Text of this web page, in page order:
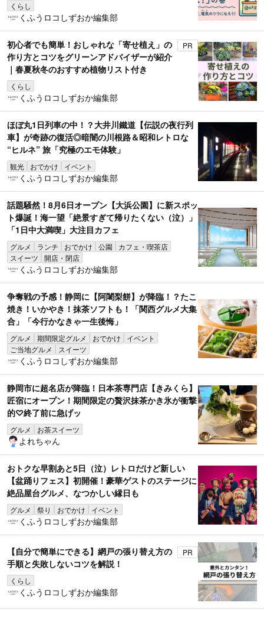
くらし
くふうロコしずおか編集部
初心者でも簡単！おしゃれな「寄せ植え」の
作り方とコツをグリーンアドバイザーが紹介
｜春夏秋冬のおすすめ植物リスト付き
くらし
PR
くふうロコしずおか編集部
ほぼ丸1日列車の中！？大井川鐵道【伝説の夜行列
車】が奇跡の復活◎暗闇の川根路＆昭和レトロな
“ヒルネ” 旅「究極のエモ体験」
観光 おでかけ イベント
くふうロコしずおか編集部
話題騒然！8月6日オープン【大浜公園】に新スポッ
ト爆誕！海一望「絶景すぎて帰りたくない（泣）」
「1日中大満喫」大注目カフェ
グルメ ランチ おでかけ 公園
カフェ・喫茶店
スイーツ
開店・閉店
くふうロコしずおか編集部
争奪戦の予感！静岡に【阿闍梨餅】が降臨！？たこ
焼き！いかやき！抹茶ソフトも！「関西グルメ大集
合」「今行かなきゃ一生後悔」
グルメ 期間限定グルメ おでかけ
イベント
ご当地グルメ
スイーツ
くふうロコしずおか編集部
静岡市に超名店が降臨！日本茶専門店【きみくら】
匠宿にオープン！期間限定の贅沢抹茶かき氷が衝撃
的♡終了前に急げッ
グルメ お茶スイーツ
よれちゃん
おトクな早割あと5日（泣）レトロだけど新しい
【盆踊りフェス】初開催！豪華ゲストのステージに
絶品屋台グルメ、なつかしい縁日も
グルメ 祭り おでかけ イベント
くふうロコしずおか編集部
【自分で簡単にできる】網戸の張り替え方の
手順と失敗しないコツを解説！
くらし
PR
くふうロコしずおか編集部